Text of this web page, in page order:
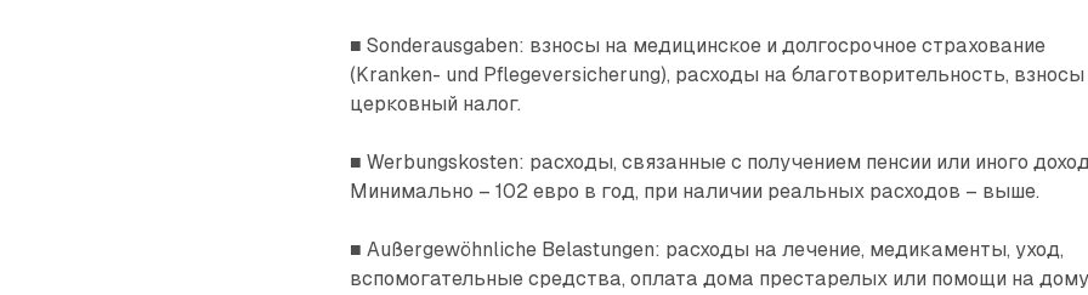
■ Sonderausgaben: взносы на медицинское и долгосрочное страхование
(Kranken- und Pflegeversicherung), расходы на благотворительность,
церковный налог.
■ Werbungskosten: расходы, связанные с получением пенсии или иного
Минимально – 102 евро в год, при наличии реальных расходов – выше.
■ Außergewöhnliche Belastungen: расходы на лечение, медикаменты, уход,
вспомогательные средства, оплата дома престарелых или помощи на